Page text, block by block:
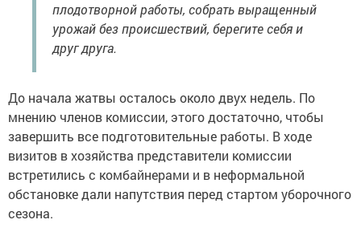
плодотворной работы, собрать выращенный
урожай без происшествий, берегите себя и
друг друга.
До начала жатвы осталось около двух недель. По
мнению членов комиссии, этого достаточно, чтобы
завершить все подготовительные работы. В ходе
визитов в хозяйства представители комиссии
встретились с комбайнерами и в неформальной
обстановке дали напутствия перед стартом уборочного
сезона.